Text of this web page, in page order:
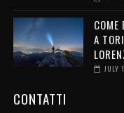
COME
A
JULY
CONTATTI